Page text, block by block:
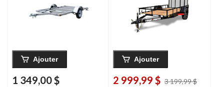
Ajouter
1 349,00 $
Ajouter
2 999,99 $ 3 199,99 $